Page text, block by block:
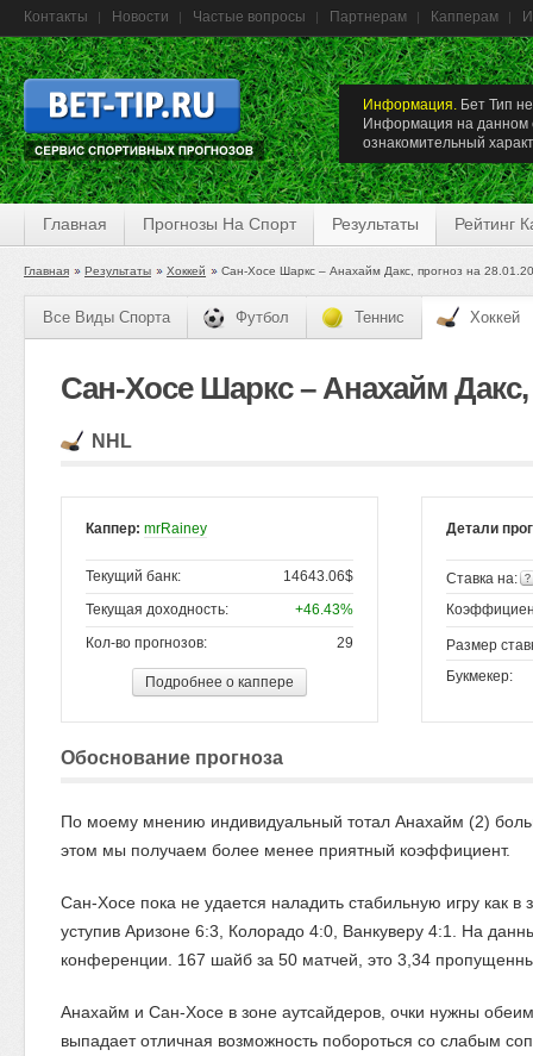
Контакты Новости Частые вопросы Партнерам Капперам
Информация. Бет Тип
Информация на данном
ознакомительный
Главная Прогнозы На Спорт Результаты Рейтинг
Главная Результаты Хоккей Сан-Хосе Шаркс – Анахайм Дакс, прогноз на
Все Виды Спорта Футбол Теннис Хоккей
Сан-Хосе Шаркс – Анахайм Дакс,
NHL
Каппер: mrRainey
Текущий банк:
14643.06$
Текущая доходность:
+46.43%
Кол-во прогнозов:
29
Подробнее о каппере
Детали
Ставка на:
Размер
Букмекер:
Обоснование прогноза
По моему мнению индивидуальный тотал Анахайм (2)
этом мы получаем более менее приятный коэффициент.
Сан-Хосе пока не удается наладить стабильную игру как
уступив Аризоне 6:3, Колорадо 4:0, Ванкуверу 4:1. На
конференции. 167 шайб за 50 матчей, это 3,34
Анахайм и Сан-Хосе в зоне аутсайдеров, очки нужны
выпадает отличная возможность побороться со слабым